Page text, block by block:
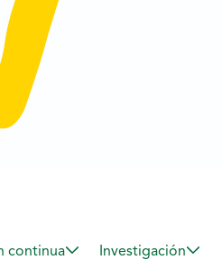
continua Investigación